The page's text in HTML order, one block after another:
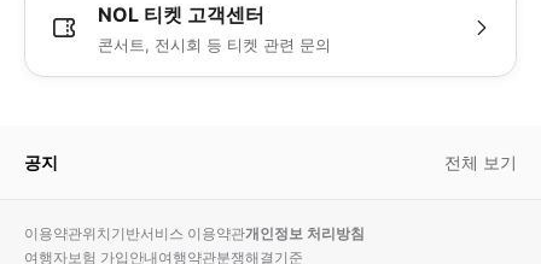
걸
기
투
어
전
NOL 티켓 고객센터
콘서트, 전시회 등 티켓 관련 문의
공지 전체 보기
이용약관위치기반서비스 이용약관개인정보 처리방침
여행자보험 가입안내여행약관분쟁해결기준